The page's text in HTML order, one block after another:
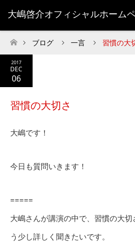
大嶋啓介オフィシャルホーム
ホーム
ブログ 一言 習慣の大
2017
DEC
06
習慣の大切さ
大嶋です！
今日も質問いきます！
=====
大嶋さんが講演の中で、習慣の大
う少し詳しく聞きたいです。